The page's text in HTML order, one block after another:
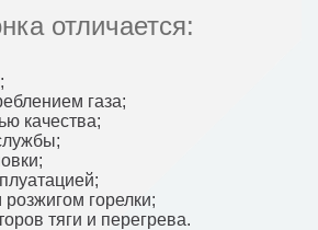
отличается:
газа;
качества;
горелки;
тяги и перегрева.